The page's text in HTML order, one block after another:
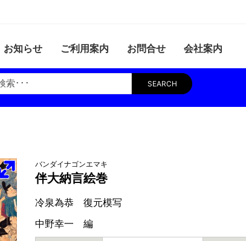
お知らせ ご利用案内 お問合せ 会社案内
SEARCH
バンダイナゴンエマキ
伴大納言絵巻
冷泉為恭 復元模写
中野幸一 編